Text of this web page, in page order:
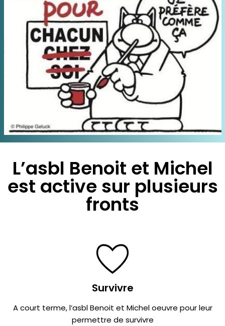
L’asbl Benoit et Michel
est active sur plusieurs
fronts
Survivre
A court terme, l’asbl Benoit et Michel oeuvre pour leur
permettre de survivre